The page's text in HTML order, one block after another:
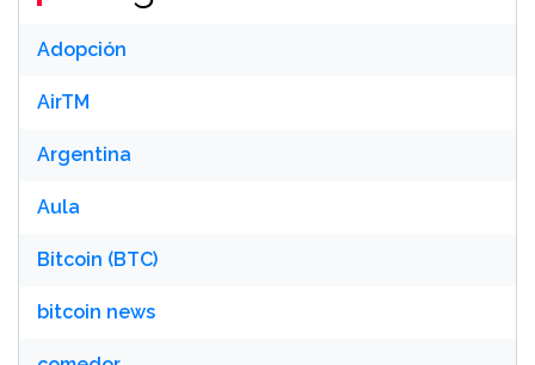
Adopción
AirTM
Argentina
Aula
Bitcoin (BTC)
bitcoin news